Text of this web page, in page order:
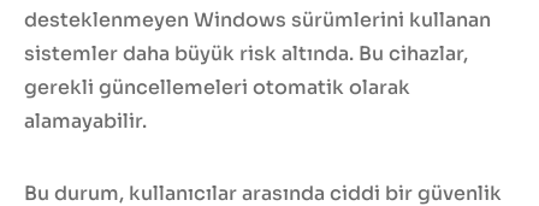
desteklenmeyen Windows sürümlerini kullanan
sistemler daha büyük risk altında. Bu cihazlar,
gerekli güncellemeleri otomatik olarak
alamayabilir.
Bu durum, kullanıcılar arasında ciddi bir güvenlik